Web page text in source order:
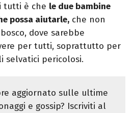
tutti è che le due bambine
possa aiutarle, che non
dove sarebbe
per tutti, soprattutto per
selvatici pericolosi.
aggiornato sulle ultime
e gossip? Iscriviti al